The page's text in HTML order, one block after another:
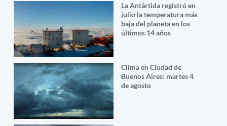
La Antártida registró en
julio la temperatura más
baja del planeta en los
últimos 14 años
Clima en Ciudad de
Buenos Aires: martes 4
de agosto